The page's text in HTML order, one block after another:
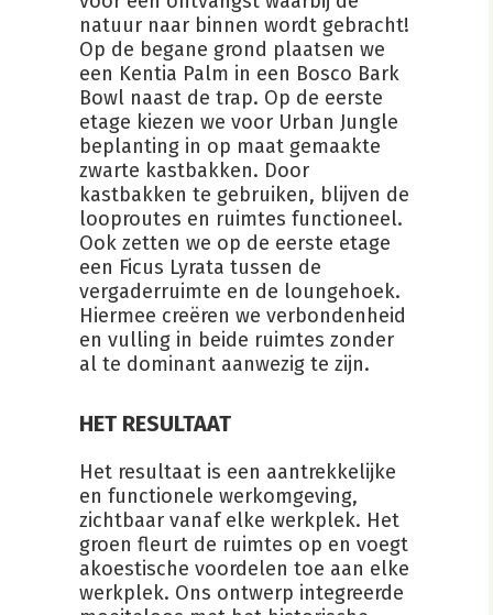
natuur naar binnen wordt gebracht!
Op de begane grond plaatsen we
een Kentia Palm in een Bosco Bark
Bowl naast de trap. Op de eerste
etage kiezen we voor Urban Jungle
beplanting in op maat gemaakte
zwarte kastbakken. Door
kastbakken te gebruiken, blijven de
looproutes en ruimtes functioneel.
Ook zetten we op de eerste etage
een Ficus Lyrata tussen de
vergaderruimte en de loungehoek.
Hiermee creëren we verbondenheid
en vulling in beide ruimtes zonder
al te dominant aanwezig te zijn.
HET RESULTAAT
Het resultaat is een aantrekkelijke
en functionele werkomgeving,
zichtbaar vanaf elke werkplek. Het
groen fleurt de ruimtes op en voegt
akoestische voordelen toe aan elke
werkplek. Ons ontwerp integreerde